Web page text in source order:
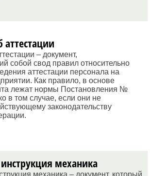
– документ,
собой свод правил относительно
аттестации персонала на
Как правило, в основе
лежат нормы Постановления №
в том случае, если они не
законодательству
механика
механика – документ, который